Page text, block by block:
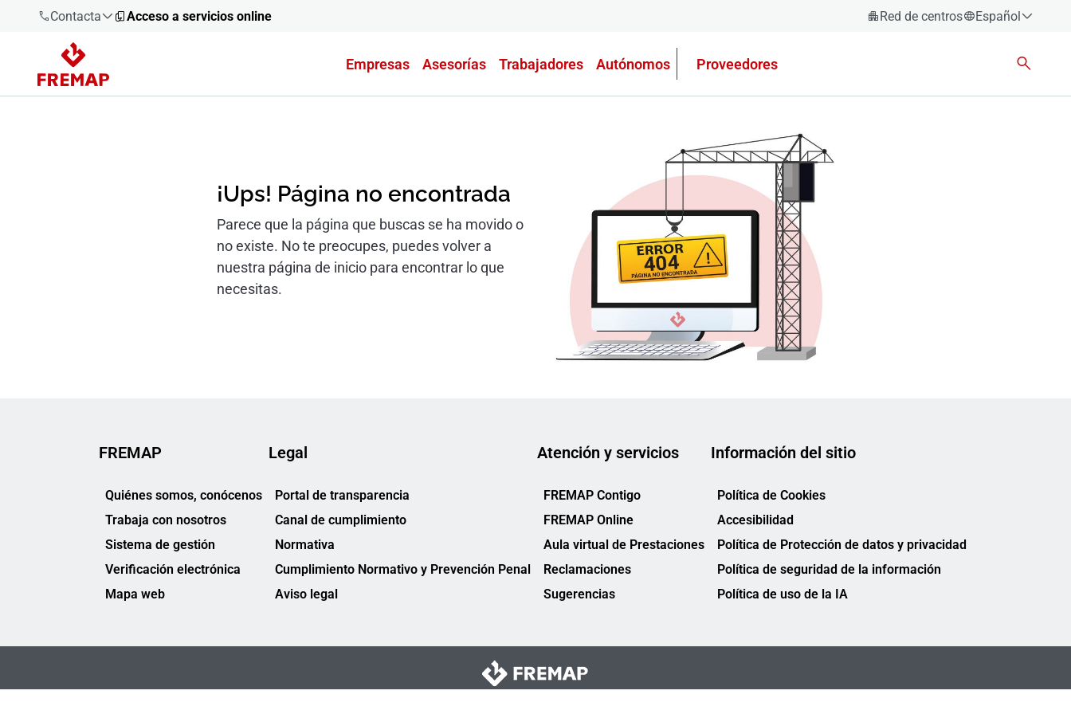
Contacta
900 61 00
61
Acceso a servicios online Red de centros
Español
Empresas Asesorías Trabajadores Autónomos Proveedores
¡Ups! Página no encontrada
Parece que la página que buscas se ha movido o
no existe. No te preocupes, puedes volver a
nuestra página de inicio para encontrar lo que
necesitas.
FREMAP
Quiénes somos, conócenos
Trabaja con nosotros
Sistema de gestión
Verificación electrónica
Mapa web
Legal
Portal de transparencia
Canal de cumplimiento
Normativa
Cumplimiento Normativo y Prevención Penal
Aviso legal
Atención y servicios
FREMAP Contigo
FREMAP Online
Aula virtual de Prestaciones
Reclamaciones
Sugerencias
Información del sitio
Política de Cookies
Accesibilidad
Política de Protección de datos y privacidad
Política de seguridad de la información
Política de uso de la IA